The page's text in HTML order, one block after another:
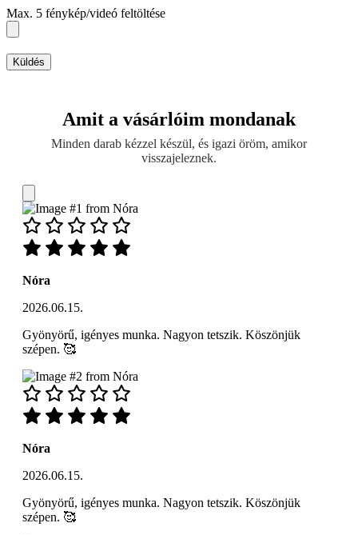
Max. 5 fénykép/videó feltöltése
Küldés
Amit a vásárlóim mondanak
Minden darab kézzel készül, és igazi öröm, amikor
visszajeleznek.
Nóra
2026.06.15.
Gyönyörű, igényes munka. Nagyon tetszik. Köszönjük
szépen. 🥰
Nóra
2026.06.15.
Gyönyörű, igényes munka. Nagyon tetszik. Köszönjük
szépen. 🥰